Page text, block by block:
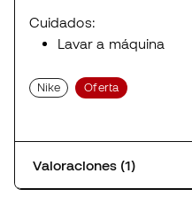
Cuidados:
Lavar a máquina
Nike Oferta
Valoraciones (1)